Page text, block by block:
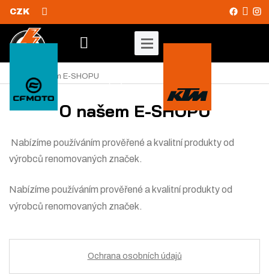
CZK
y
l
d
a
o
í
s
a
n
O našem E-SHOPU
O našem E-SHOPU
Nabízíme používáním prověřené a kvalitní produkty od
výrobců renomovaných značek.
Nabízíme používáním prověřené a kvalitní produkty od
výrobců renomovaných značek.
Ochrana osobních údajů